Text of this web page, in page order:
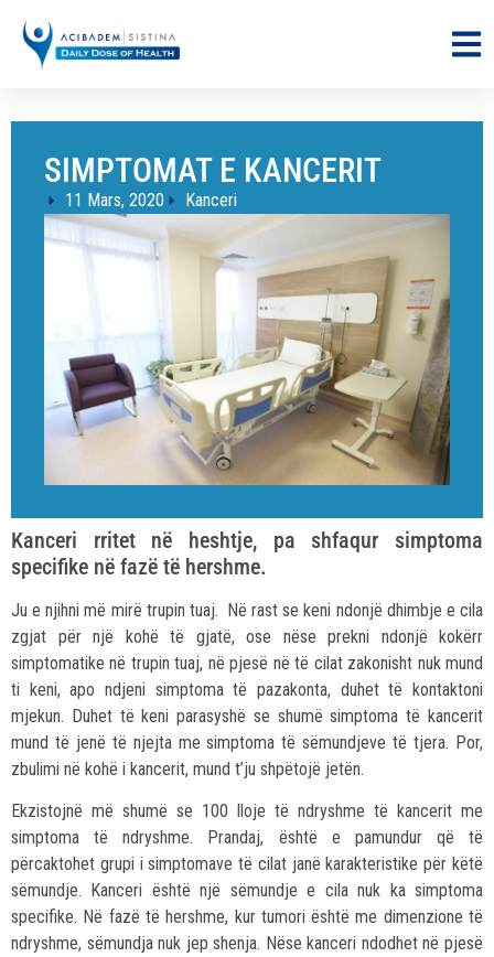
SIMPTOMAT E KANCERIT
11 Mars, 2020 Kanceri
Kanceri rritet në heshtje, pa shfaqur simptoma
specifike në fazë të hershme.
Ju e njihni më mirë trupin tuaj. Në rast se keni ndonjë dhimbje e cila
zgjat për një kohë të gjatë, ose nëse prekni ndonjë kokërr
simptomatike në trupin tuaj, në pjesë në të cilat zakonisht nuk mund
ti keni, apo ndjeni simptoma të pazakonta, duhet të kontaktoni
mjekun. Duhet të keni parasyshë se shumë simptoma të kancerit
mund të jenë të njejta me simptoma të sëmundjeve të tjera. Por,
zbulimi në kohë i kancerit, mund t’ju shpëtojë jetën.
Ekzistojnë më shumë se 100 lloje të ndryshme të kancerit me
simptoma të ndryshme. Prandaj, është e pamundur që të
përcaktohet grupi i simptomave të cilat janë karakteristike për këtë
sëmundje. Kanceri është një sëmundje e cila nuk ka simptoma
specifike. Në fazë të hershme, kur tumori është me dimenzione të
ndryshme, sëmundja nuk jep shenja. Nëse kanceri ndodhet në pjesë